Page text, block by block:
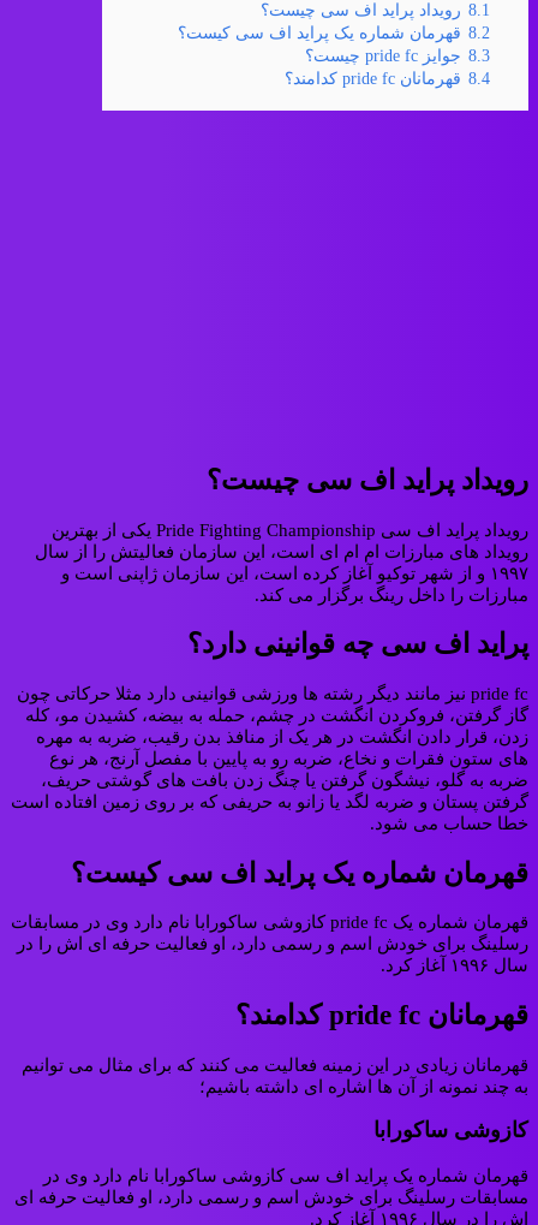
8.1 رویداد پراید اف سی چیست؟
8.2 قهرمان شماره یک پراید اف سی کیست؟
8.3 جوایز pride fc چیست؟
8.4 قهرمانان pride fc کدامند؟
رویداد پراید اف سی چیست؟
رویداد پراید اف سی Pride Fighting Championship یکی از بهترین
رویداد های مبارزات ام ام ای است، این سازمان فعالیتش را از سال
۱۹۹۷ و از شهر توکیو آغاز کرده است، این سازمان ژاپنی است و
مبارزات را داخل رینگ برگزار می کند.
پراید اف سی چه قوانینی دارد؟
pride fc نیز مانند دیگر رشته ها ورزشی قوانینی دارد مثلا حرکاتی چون
گاز گرفتن، فروکردن انگشت در چشم، حمله به بیضه، کشیدن مو، کله
زدن، قرار دادن انگشت در هر یک از منافذ بدن رقیب، ضربه به مهره‌
های ستون فقرات و نخاع، ضربه رو به پایین با مفصل آرنج، هر نوع
ضربه به گلو، نیشگون گرفتن یا چنگ زدن بافت‌ های گوشتی حریف،
گرفتن پستان و ضربه لگد یا زانو به حریفی که بر روی زمین افتاده‌ است
خطا حساب می شود.
قهرمان شماره یک پراید اف سی کیست؟
قهرمان شماره یک pride fc کازوشی ساکورابا نام دارد وی در مسابقات
رسلینگ برای خودش اسم و رسمی دارد، او فعالیت حرفه ای اش را در
سال ۱۹۹۶ آغاز کرد.
قهرمانان pride fc کدامند؟
قهرمانان زیادی در این زمینه فعالیت می کنند که برای مثال می توانیم
به چند نمونه از آن ها اشاره ای داشته باشیم؛
کازوشی ساکورابا
قهرمان شماره یک پراید اف سی کازوشی ساکورابا نام دارد وی در
مسابقات رسلینگ برای خودش اسم و رسمی دارد، او فعالیت حرفه ای
اش را در سال ۱۹۹۶ آغاز کرد.